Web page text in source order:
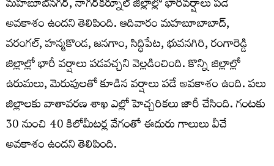
మహబూబ్‌నగర్‌, నాగర్‌కర్నూల్‌ జిల్లాల్లో భారీవర్షాలు పడే
అవకాశం ఉందని తెలిపింది. ఆదివారం మహబూబాబాద్,
వరంగల్, హన్మకొండ, జనగాం, సిద్ధిపేట, భువనగిరి, రంగారెడ్డి
జిల్లాల్లో భారీ వర్షాలు పడవచ్చని వెల్లడించింది. కొన్ని జిల్లాల్లో
ఉరుమలు, మెరుపులతో కూడిన వర్షాలు పడే అవకాశం ఉంది. పలు
జిల్లాలకు వాతావరణ శాఖ ఎల్లో హెచ్చరికలు జారీ చేసింది. గంటకు
30 నుంచి 40 కిలోమీటర్ల వేగంతో ఈదురు గాలులు వీచే
అవకాశం ఉందని తెలిపింది.